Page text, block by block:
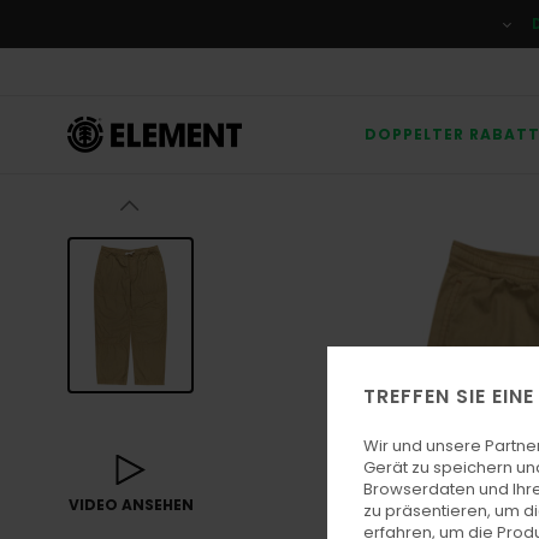
Produktinformation
DOPPELTER RABATT
VIDEO ANSEHEN
TREFFEN SIE
Wir und unsere
Gerät zu speichern
Browserdaten und
zu präsentieren, um
erfahren, um die